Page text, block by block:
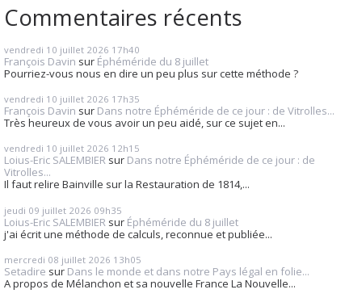
Commentaires récents
vendredi 10 juillet 2026 17h40
François Davin sur Éphéméride du 8 juillet
Pourriez-vous nous en dire un peu plus sur cette méthode ?
vendredi 10 juillet 2026 17h35
François Davin sur Dans notre Éphéméride de ce jour : de Vitrolles...
Très heureux de vous avoir un peu aidé, sur ce sujet en...
vendredi 10 juillet 2026 12h15
Loius-Eric SALEMBIER sur Dans notre Éphéméride de ce jour : de
Vitrolles...
Il faut relire Bainville sur la Restauration de 1814,...
jeudi 09 juillet 2026 09h35
Loius-Eric SALEMBIER sur Éphéméride du 8 juillet
j'ai écrit une méthode de calculs, reconnue et publiée...
mercredi 08 juillet 2026 13h05
Setadire sur Dans le monde et dans notre Pays légal en folie...
A propos de Mélanchon et sa nouvelle France La Nouvelle...